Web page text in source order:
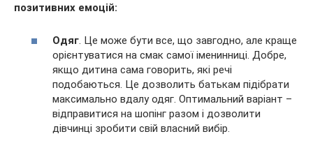
позитивних емоцій:
Одяг . Це може бути все, що завгодно, але краще
орієнтуватися на смак самої іменинниці. Добре,
якщо дитина сама говорить, які речі
подобаються. Це дозволить батькам підібрати
максимально вдалу одяг. Оптимальний варіант –
відправитися на шопінг разом і дозволити
дівчинці зробити свій власний вибір.